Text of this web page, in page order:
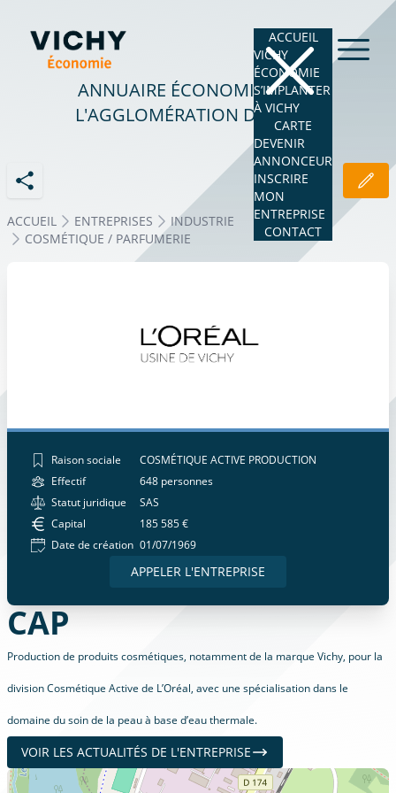
ACCUEIL
VICHY
ÉCONOMIE
S’IMPLANTER
À VICHY
CARTE
DEVENIR
ANNONCEUR
INSCRIRE
MON
ENTREPRISE
CONTACT
ANNUAIRE ÉCONOMIQUE DE
L'AGGLOMÉRATION DE VICHY
ACCUEIL ENTREPRISES
INDUSTRIE
COSMÉTIQUE / PARFUMERIE
Raison sociale
COSMÉTIQUE ACTIVE PRODUCTION
Effectif
648 personnes
Statut juridique
SAS
Capital
185 585 €
Date de création 01/07/1969
APPELER L'ENTREPRISE
CAP
Production de produits cosmétiques, notamment de la marque Vichy, pour la
division Cosmétique Active de L’Oréal, avec une spécialisation dans le
domaine du soin de la peau à base d’eau thermale.
VOIR LES ACTUALITÉS DE L'ENTREPRISE